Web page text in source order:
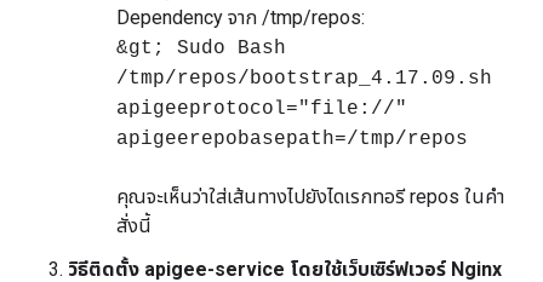
Dependency จาก /tmp/repos:
&gt; Sudo Bash
/tmp/repos/bootstrap_4.17.09.sh
apigeeprotocol="file://"
apigeerepobasepath=/tmp/repos
คุณจะเห็นว่าใส่เส้นทางไปยังไดเรกทอรี repos ในคำ
สั่งนี้
วิธีติดตั้ง apigee-service โดยใช้เว็บเซิร์ฟเวอร์ Nginx